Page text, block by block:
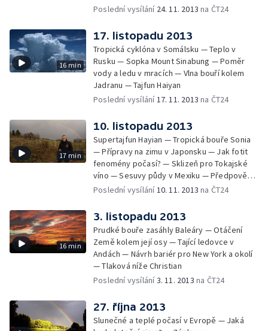
vítr v Chorvatsku — Extrémně silné bouřky
Klementinu
Poslední vysílání 24. 11. 2013 na ČT24
16 min
17. listopadu 2013
Tropická cyklóna v Somálsku — Teplo v
Rusku — Sopka Mount Sinabung — Poměr
vody a ledu v mracích — Vlna bouří kolem
Jadranu — Tajfun Haiyan
Poslední vysílání17. 11. 2013 na ČT24
17 min
10. listopadu 2013
Supertajfun Hayian — Tropická bouře Sonia
— Přípravy na zimu v Japonsku — Jak fotit
fenomény počasí? — Sklizeň pro Tokajské
víno — Sesuvy půdy v Mexiku — Předpověď
písečných bouří v Dubaji — Požáry v Austrálii
Poslední vysílání10. 11. 2013 na ČT24
16 min
3. listopadu 2013
Prudké bouře zasáhly Baleáry — Otáčení
Země kolem její osy — Tající ledovce v
Andách — Návrh bariér pro New York a okolí
— Tlaková níže Christian
Poslední vysílání3. 11. 2013 na ČT24
27. října 2013
Slunečné a teplé počasí v Evropě — Jaká